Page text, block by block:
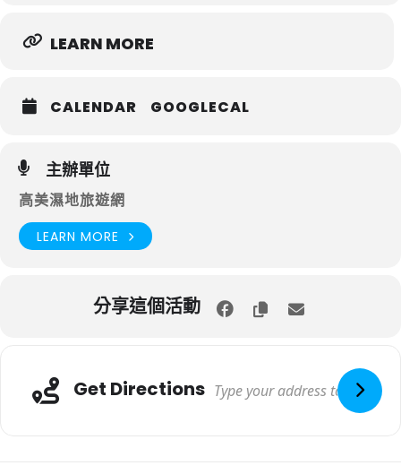
LEARN MORE
CALENDAR GOOGLECAL
主辦單位
高美濕地旅遊網
LEARN MORE
分享這個活動
Get Directions